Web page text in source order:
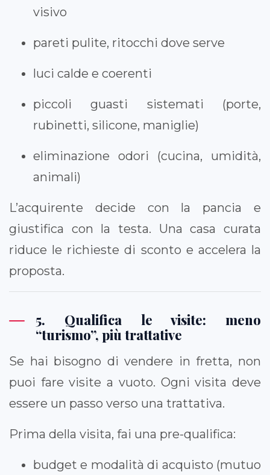
visivo
pareti pulite, ritocchi dove serve
luci calde e coerenti
piccoli guasti sistemati (porte,
rubinetti, silicone, maniglie)
eliminazione odori (cucina, umidità,
animali)
L’acquirente decide con la pancia e
giustifica con la testa. Una casa curata
riduce le richieste di sconto e accelera la
proposta.
5. Qualifica le visite: meno
“turismo”, più trattative
Se hai bisogno di vendere in fretta, non
puoi fare visite a vuoto. Ogni visita deve
essere un passo verso una trattativa.
Prima della visita, fai una pre-qualifica:
budget e modalità di acquisto (mutuo